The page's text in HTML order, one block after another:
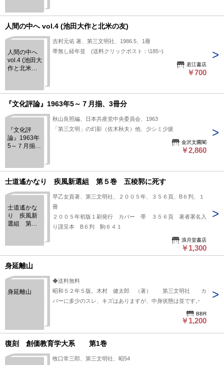
人間の中へ vol.4 (池田大作と北米の友)
人間の中へ
vol.4 (池田大
作と北米の
吉村元佑 著、第三文明社、1986.5、1冊
帯無し経年並 (送料クリックポスト：\185~)
若江書店
￥700
『文化評論』1963年5～７月揃、3冊分
『文化評
論』1963年
5～７月揃、
秋山良照編、日本共産党中央委員会、1963
「第三文明」の幻影（佐木秋夫）他、少シミ少疲
金沢文圃閣
￥2,860
士道遙かなり 疾風新選組 第５巻 五稜郭に死す
士道遙かな
り 疾風新
選組 第５
早乙女貢著、第三文明社、２００５年、３５６頁、B６判、１
冊
２００５年初版１刷発行 カバー 帯 ３５６頁 著者署名入
り謹呈本 B６判 駒６４１
浪月堂書店
￥1,300
身延離山
身延離山
◆送料無料
昭和５２年５版。木村 健太郎 （著） 第三文明社 カ
バーに多少のスレ、キズはありますが、中身状態は並です。
BBR
￥1,200
復刻 創価教育学大系 第1巻
牧口常三郎、第三文明社、昭54